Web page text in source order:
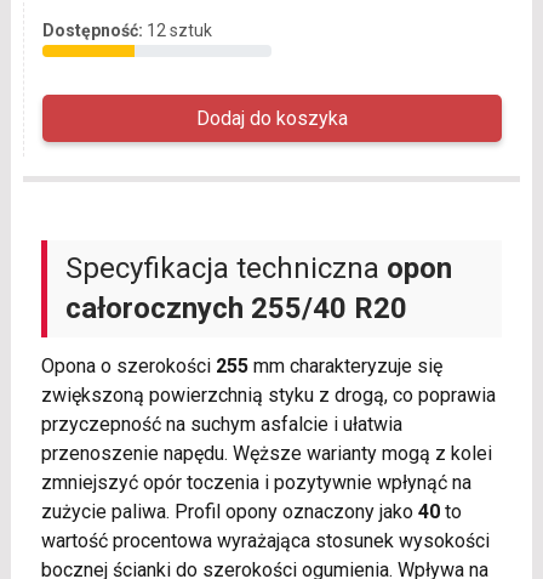
Dostępność: 12 sztuk
Specyfikacja techniczna opon
całorocznych 255/40 R20
Opona o szerokości 255mm charakteryzuje się
zwiększoną powierzchnią styku z drogą, co poprawia
przyczepność na suchym asfalcie i ułatwia
przenoszenie napędu. Węższe warianty mogą z kolei
zmniejszyć opór toczenia i pozytywnie wpłynąć na
zużycie paliwa. Profil opony oznaczony jako 40to
wartość procentowa wyrażająca stosunek wysokości
bocznej ścianki do szerokości ogumienia. Wpływa na